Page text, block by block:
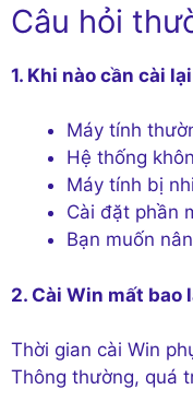
Câu hỏi
1. Khi nào cần cài
Máy tính
Hệ thống
Máy tính bị
Cài đặt phần
Bạn muốn
2. Cài Win mất bao
Thời gian cài Win
Thông thường, quá